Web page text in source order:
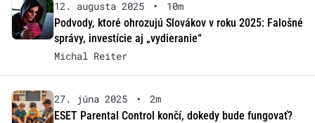
12. augusta 2025 •
10m
Podvody, ktoré ohrozujú Slovákov v roku 2025: Falošné
správy, investície aj „vydieranie“
Michal Reiter
27. júna 2025 •
2m
ESET Parental Control končí, dokedy bude fungovať?